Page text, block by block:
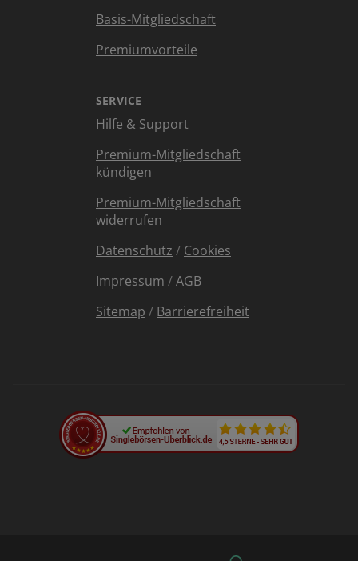
Basis-Mitgliedschaft
Premiumvorteile
SERVICE
Hilfe & Support
Premium-Mitgliedschaft
kündigen
Premium-Mitgliedschaft
widerrufen
Datenschutz / Cookies
Impressum /AGB
Sitemap / Barrierefreiheit